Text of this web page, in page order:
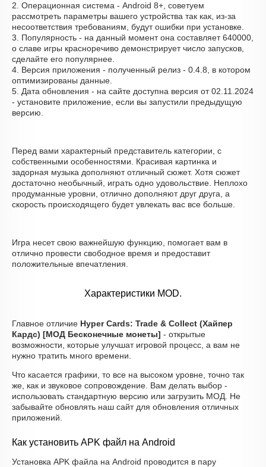
2. Операционная система - Android 8+, советуем
рассмотреть параметры вашего устройства так как, из-за
несоответствия требованиям, будут ошибки при установке.
3. Популярность - на данный момент она составляет 640000,
о cлаве игры красноречиво демонстрирует число запусков,
сделайте его популярнее.
4. Версия приложения - полученный релиз - 0.4.8, в котором
оптимизированы данные.
5. Дата обновления - на сайте доступна версия от 02.11.2024
- установите приложение, если вы запустили предыдущую
версию.
Перед вами характерный представитель категории, с
собственными особенностями. Красивая картинка и
задорная музыка дополняют отличный сюжет. Хотя сюжет
достаточно необычный, играть одно удовольствие. Неплохо
продуманные уровни, отлично дополняют друг друга, а
скорость происходящего будет увлекать вас все больше.
Игра несет свою важнейшую функцию, помогает вам в
отлично провести свободное время и предоставит
положительные впечатления.
Характеристики MOD.
Главное отличие Hyper Cards: Trade & Collect (Хайпер
Кардс) [МОД Бесконечные монеты] - открытые
возможности, которые улучшат игровой процесс, а вам не
нужно тратить много времени.
Что касается графики, то все на высоком уровне, точно так
же, как и звуковое сопровождение. Вам делать выбор -
использовать стандартную версию или загрузить МОД. Не
забывайте обновлять наш сайт для обновления отличных
приложений.
Как установить APK файл на Android
Установка APK файла на Android проводится в пару